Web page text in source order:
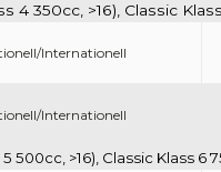
4 350cc, >16), Classic
Internationell
Internationell
500cc, >16), Classic Klass